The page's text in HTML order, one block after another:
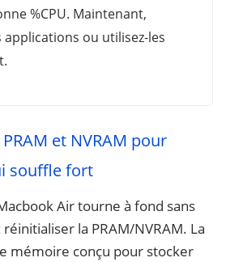
%CPU. Maintenant,
applications ou utilisez-les
et NVRAM pour
souffle fort
Air tourne à fond sans
la PRAM/NVRAM. La
mémoire conçu pour stocker